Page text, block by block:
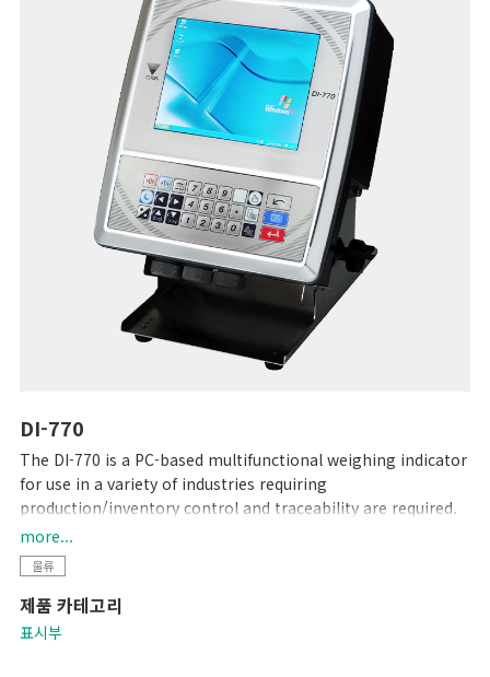
DI-770
The DI-770 is a PC-based multifunctional weighing indicator
for use in a variety of industries requiring
production/inventory control and traceability are required.
Its networking capability makes it easier to connect with
other systems for data management.
more...
물류
제품 카테고리
표시부